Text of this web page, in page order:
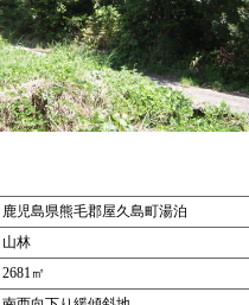
鹿児島県熊毛郡屋久島町湯泊
山林
2681㎡